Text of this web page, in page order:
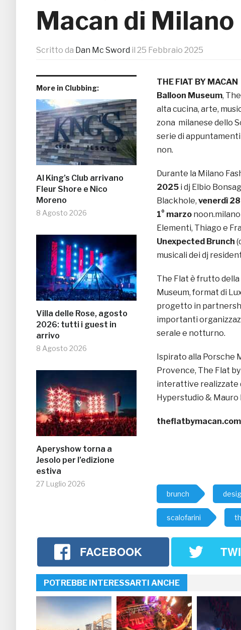
Macan di Milano
Scritto da Dan Mc Sword il 25 Febbraio 2025
More in Clubbing:
Al King’s Club arrivano
Fleur Shore e Nico
Moreno
8 Agosto 2026
Villa delle Rose, agosto
2026: tutti i guest in
arrivo
8 Agosto 2026
Aperyshow torna a
Jesolo per l’edizione
estiva
27 Luglio 2026
THE FlAT BY MACAN
Balloon Museum,
alta cucina, arte,
zona milanese dello
serie di
non.
Durante la Milano
2025 i dj Elbio
Blackhole, venerdì 28
1° marzo
Elementi, Thiago e
Unexpected Brunch
musicali dei dj
The Flat è frutto
Museum, format di
progetto in
importanti
serale e notturno.
Ispirato alla Porsche
Provence, The Flat
interattive realizzate
Hyperstudio & Mauro
theflatbymacan.com
brunch
scalofarini
FACEBOOK
POTREBBE INTERESSARTI ANCHE